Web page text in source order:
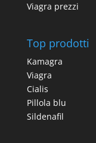
Viagra prezzi
Top prodotti
Kamagra
Viagra
Cialis
Pillola blu
Sildenafil